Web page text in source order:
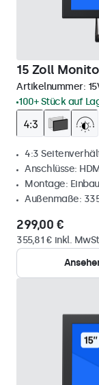
15 Zoll
Artikelnummer:
100+ Stück auf
4:3
Anschlüsse:
Montage:
Außenmaße:
299,00 €
355,81 € inkl.